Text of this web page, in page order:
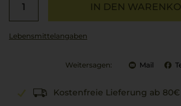
IN DEN
Lebensmittel­angaben
Weitersagen: Mail
Kostenfreie Lieferung ab